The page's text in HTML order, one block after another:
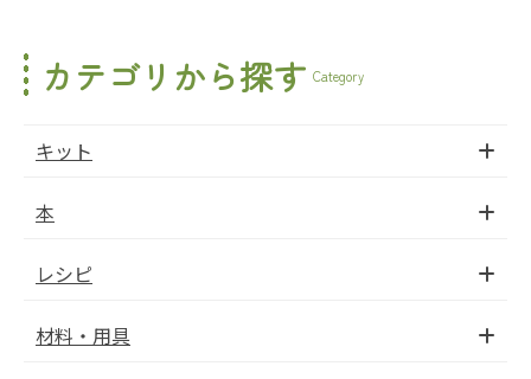
カテゴリから探す Category
キット
本
レシピ
材料・用具